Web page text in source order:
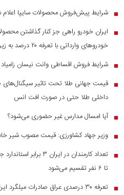
■ شرایط پیش‌فروش محصولات سایپا
■
ایران خودرو راهی جز کنار گذاشتن
خودرو‌های وارداتی با تعرفه ۲۰ درصد به زیر ۲ میلیارد می‌رسند
■ شرایط فروش اقساطی وانت نیسان
■ قیمت جهانی طلا تحت تاثیر سیگنال‌های
داخلی طلا حتی در صورت افت انس
■ آیا امسال مدارس غیر حضوری می‌شود؟
■ وزیر جهاد کشاورزی: قیمت مصوب شیر خام ۲۳ هزار تومان
■
تا ۶ نفر تقسیم می‌شود
■